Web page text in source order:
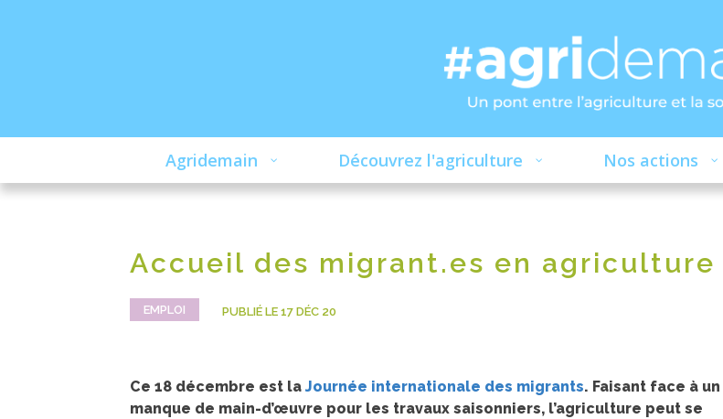
Agridemain Découvrez l'agriculture Nos actions
Accueil des migrant.es en agriculture
EMPLOI PUBLIÉ LE 17 DÉC 20
Ce 18 décembre est la Journée internationale des migrants. Faisant face à un
manque de main-d’œuvre pour les travaux saisonniers, l’agriculture peut se